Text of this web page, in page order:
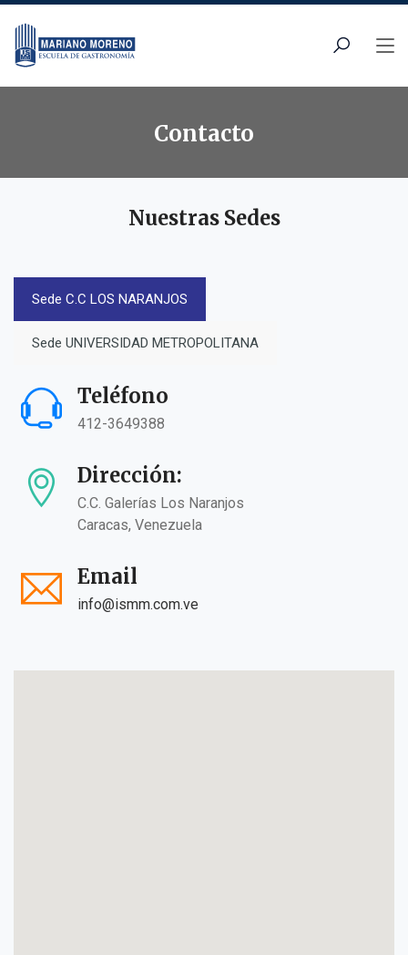
Contacto
Nuestras Sedes
Sede C.C LOS NARANJOS
Sede UNIVERSIDAD METROPOLITANA
Teléfono
412-3649388
Dirección:
C.C. Galerías Los Naranjos
Caracas, Venezuela
Email
info@ismm.com.ve